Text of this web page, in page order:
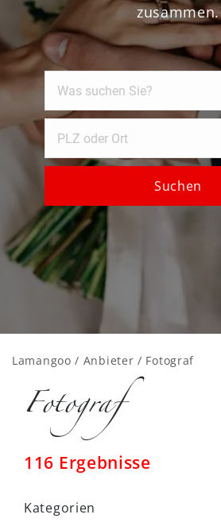
zusammen.
Suchen
Lamangoo / Anbieter / Fotograf
Fotograf
116 Ergebnisse
Kategorien